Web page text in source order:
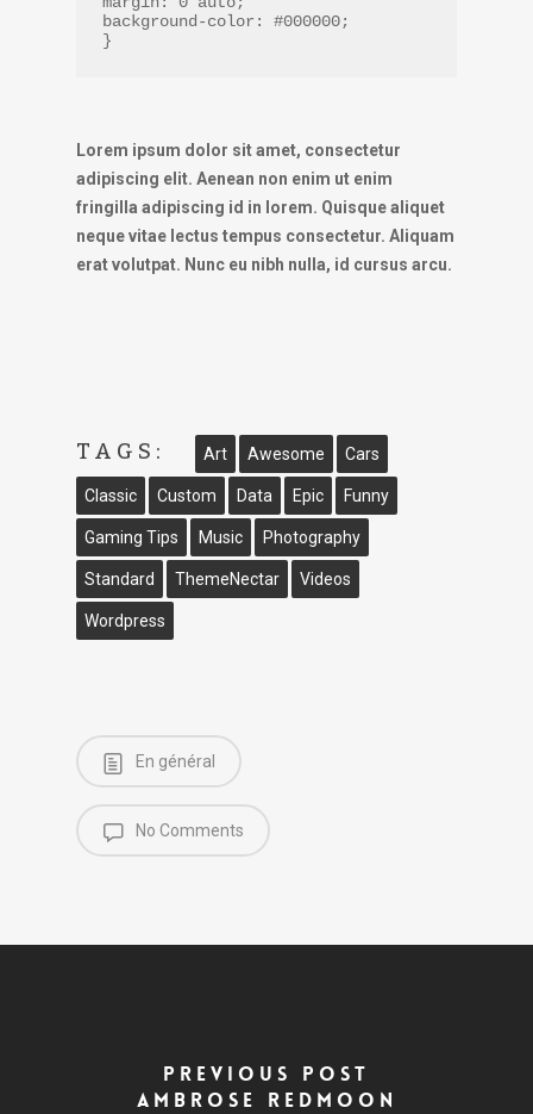
background-color: #000000;
}
Lorem ipsum dolor sit amet, consectetur
adipiscing elit. Aenean non enim ut enim
fringilla adipiscing id in lorem. Quisque aliquet
neque vitae lectus tempus consectetur. Aliquam
erat volutpat. Nunc eu nibh nulla, id cursus arcu.
TAGS: Art Awesome Cars
Classic Custom Data Epic Funny
Gaming Tips Music Photography
Standard ThemeNectar Videos
Wordpress
En général
No Comments
Previous Post
Ambrose Redmoon